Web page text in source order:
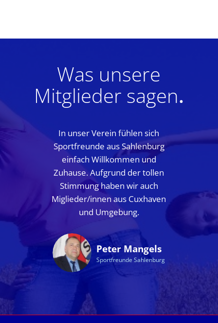
Was unsere
Mitglieder sagen.
In unser Verein fühlen sich
Sportfreunde aus Sahlenburg
einfach Willkommen und
Zuhause. Aufgrund der tollen
Stimmung haben wir auch
Miglieder/innen aus Cuxhaven
und Umgebung.
Peter Mangels
Sportfreunde Sahlenburg